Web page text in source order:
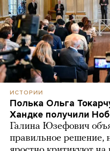
ИСТОРИИ
Полька Ольга
Хандке получили
Галина Юзефович
правильное решение,